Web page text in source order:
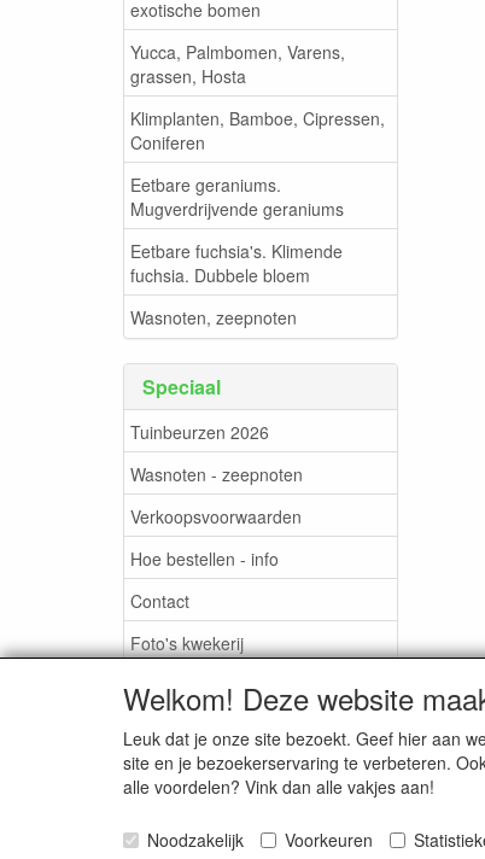
exotische bomen
Yucca, Palmbomen, Varens,
grassen, Hosta
Klimplanten, Bamboe, Cipressen,
Coniferen
Eetbare geraniums.
Mugverdrijvende geraniums
Eetbare fuchsia's. Klimende
fuchsia. Dubbele bloem
Wasnoten, zeepnoten
Speciaal
Tuinbeurzen 2026
Wasnoten - zeepnoten
Verkoopsvoorwaarden
Hoe bestellen - info
Contact
Foto's kwekerij
Foto's evenementen
2026
CONTACT
Welkom! Deze website
Leuk dat je onze site bezoekt. Geef hier aan
site en je bezoekerservaring te verbeteren.
alle voordelen? Vink dan alle vakjes aan!
Noodzakelijk Voorkeuren